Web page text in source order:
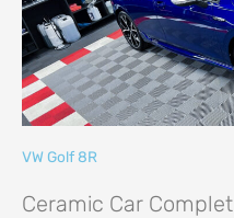
VW Golf 8R
Ceramic Car Complet